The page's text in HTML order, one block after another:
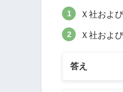
Ｘ社およ
Ｘ社およ
答え